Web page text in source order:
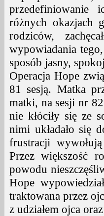
przedefiniowanie
różnych okazjach
rodziców,
wypowiadania
sposób jasny,
Operacja Hope
81 sesją. Matka
matki, na sesji nr
nie kłóciły się ze
nimi układało się
frustracji
Przez większość
powodu
Hope
traktowana przez
z udziałem ojca